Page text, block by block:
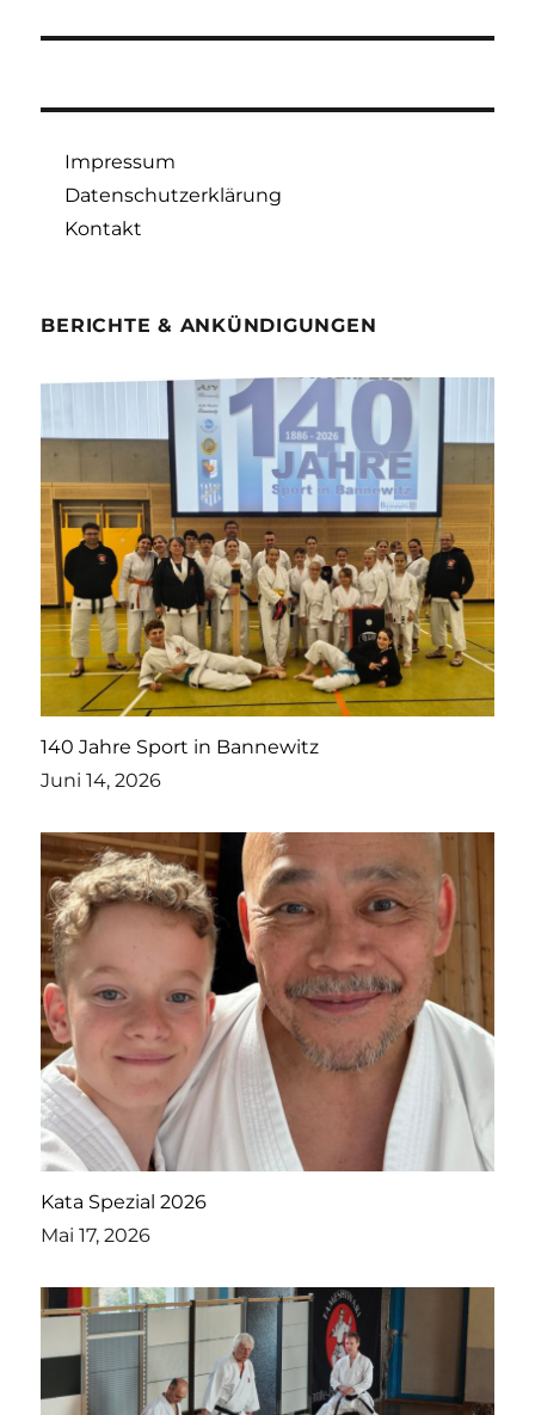
Impressum
Datenschutzerklärung
Kontakt
BERICHTE & ANKÜNDIGUNGEN
140 Jahre Sport in Bannewitz
Juni 14, 2026
Kata Spezial 2026
Mai 17, 2026